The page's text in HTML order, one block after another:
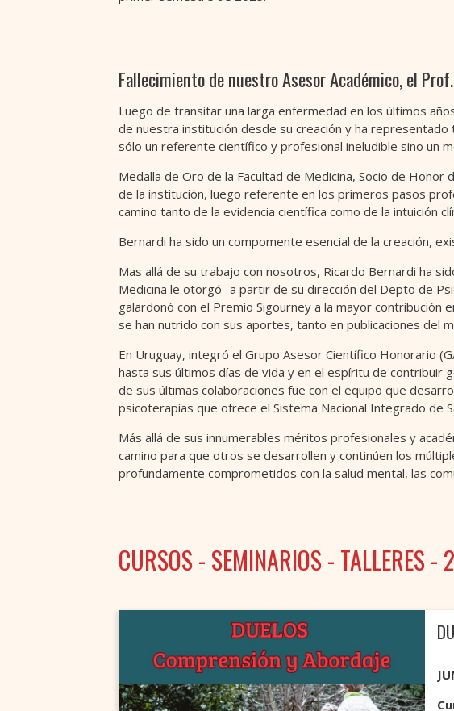
Fallecimiento de nuestro Asesor Académico, el
Luego de transitar una larga enfermedad en los últimos
de nuestra institución desde su creación y ha
sólo un referente científico y profesional ineludible sino un
Medalla de Oro de la Facultad de Medicina, Socio de
de la institución, luego referente en los primeros pasos
camino tanto de la evidencia científica como de la intuición
Bernardi ha sido un compomente esencial de la creación,
Mas allá de su trabajo con nosotros, Ricardo Bernardi ha
Medicina le otorgó -a partir de su dirección del Depto de
galardonó con el Premio Sigourney a la mayor contribución
se han nutrido con sus aportes, tanto en publicaciones del
En Uruguay, integró el Grupo Asesor Científico Honorario
hasta sus últimos días de vida y en el espíritu de contribuir
de sus últimas colaboraciones fue con el equipo que
psicoterapias que ofrece el Sistema Nacional Integrado de
Más allá de sus innumerables méritos profesionales y
camino para que otros se desarrollen y continúen los
profundamente comprometidos con la salud mental, las
CURSOS - SEMINARIOS - TALLERES -